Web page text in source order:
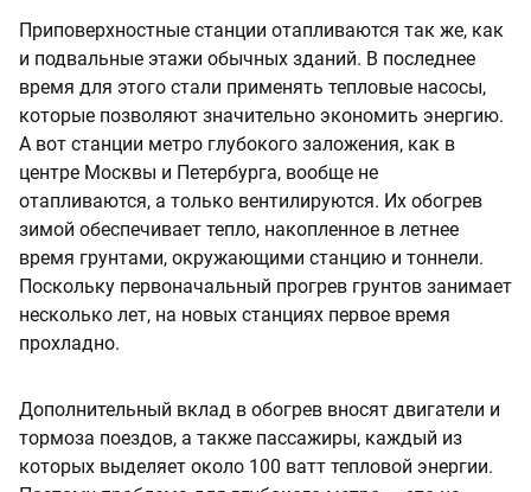
Приповерхностные станции отапливаются так же, как
и подвальные этажи обычных зданий. В последнее
время для этого стали применять тепловые насосы,
которые позволяют значительно экономить энергию.
А вот станции метро глубокого заложения, как в
центре Москвы и Петербурга, вообще не
отапливаются, а только вентилируются. Их обогрев
зимой обеспечивает тепло, накопленное в летнее
время грунтами, окружающими станцию и тоннели.
Поскольку первоначальный прогрев грунтов занимает
несколько лет, на новых станциях первое время
прохладно.
Дополнительный вклад в обогрев вносят двигатели и
тормоза поездов, а также пассажиры, каждый из
которых выделяет около 100 ватт тепловой энергии.